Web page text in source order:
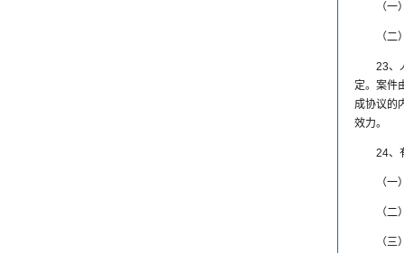
（
（
23、
定。案件
成协议的
效力。
24、
（
（
（